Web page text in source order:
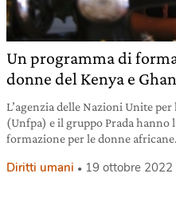
Un programma di
donne del Kenya e
L’agenzia delle Nazioni Unite
(Unfpa) e il gruppo Prada hanno
formazione per le donne africane.
Diritti umani 19 ottobre 2022